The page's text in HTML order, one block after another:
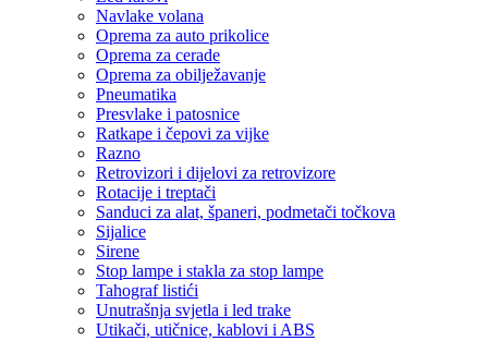
Navlake volana
Oprema za auto prikolice
Oprema za cerade
Oprema za obilježavanje
Pneumatika
Presvlake i patosnice
Ratkape i čepovi za vijke
Razno
Retrovizori i dijelovi za retrovizore
Rotacije i treptači
Sanduci za alat, španeri, podmetači točkova
Sijalice
Sirene
Stop lampe i stakla za stop lampe
Tahograf listići
Unutrašnja svjetla i led trake
Utikači, utičnice, kablovi i ABS